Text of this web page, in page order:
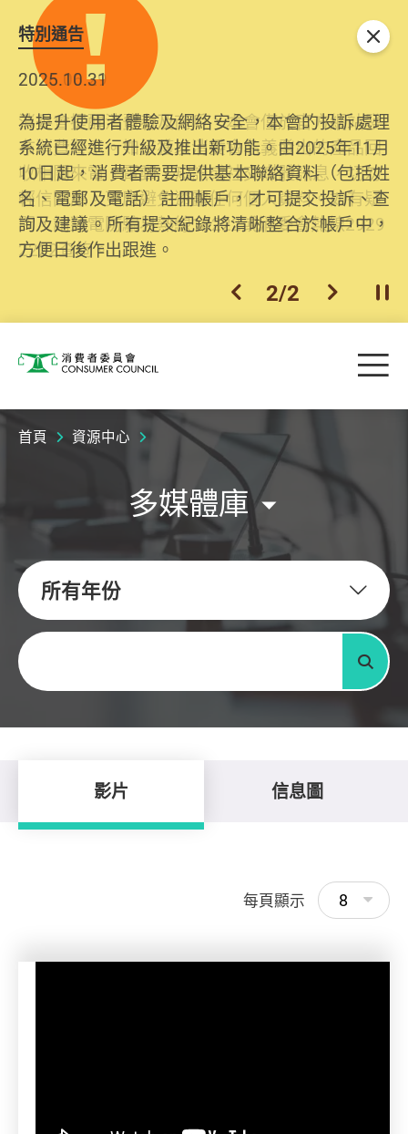
特別通告
2026.06.29
消委會提醒消費者及商戶，本會僅於官方網站發
布消費警示。如接獲以消委會名義發出的產品回
收相關來電、電郵、短訊或社交媒體訊息，切勿
輕信回應，更應避免透露任何個人資料。如有疑
問，請致電防騙易熱線18222或消委會熱線2929
2222查詢。
2025.10.31
為提升使用者體驗及網絡安全，本會的投訴處理
系統已經進行升級及推出新功能。由2025年11月
10日起，消費者需要提供基本聯絡資料（包括姓
名、電郵及電話）註冊帳戶，才可提交投訴、查
詢及建議。所有提交紀錄將清晰整合於帳戶中，
方便日後作出跟進。
上一個
2/2 下一個開
關閉
消費者委員會 目
首頁 資源中心
多媒體庫
所有年份
關鍵字
搜尋
影片 信息圖
每頁顯示 8